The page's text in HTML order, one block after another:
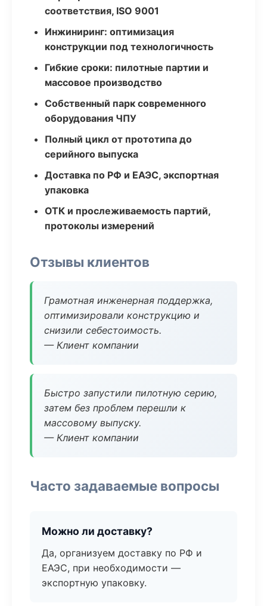
соответствия, ISO 9001
Инжиниринг: оптимизация
конструкции под технологичность
Гибкие сроки: пилотные партии и
массовое производство
Собственный парк современного
оборудования ЧПУ
Полный цикл от прототипа до
серийного выпуска
Доставка по РФ и ЕАЭС, экспортная
упаковка
ОТК и прослеживаемость партий,
протоколы измерений
Отзывы клиентов
Грамотная инженерная поддержка,
оптимизировали конструкцию и
снизили себестоимость.
— Клиент компании
Быстро запустили пилотную серию,
затем без проблем перешли к
массовому выпуску.
— Клиент компании
Часто задаваемые вопросы
Можно ли доставку?
Да, организуем доставку по РФ и
ЕАЭС, при необходимости —
экспортную упаковку.